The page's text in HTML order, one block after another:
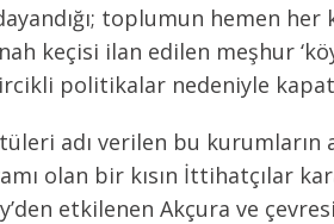
toplumun hemen her
keçisi ilan edilen meşhur
politikalar nedeniyle
adı verilen bu kurumların
olan bir kısın İttihatçılar
etkilenen Akçura ve